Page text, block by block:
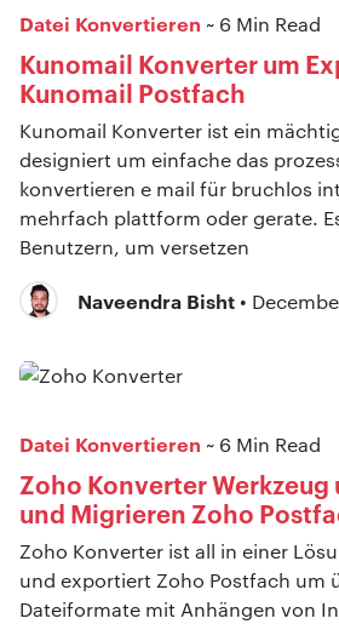
Datei Konvertieren ~ 6 Min Read
Kunomail Konverter um
Kunomail Postfach
Kunomail Konverter ist ein
designiert um einfache das
konvertieren e mail für bruchlos
mehrfach plattform oder gerate.
Benutzern, um versetzen
Naveendra Bisht •
Datei Konvertieren ~ 6 Min Read
Zoho Konverter
und Migrieren Zoho
Zoho Konverter ist all in einer
und exportiert Zoho Postfach um
Dateiformate mit Anhängen von